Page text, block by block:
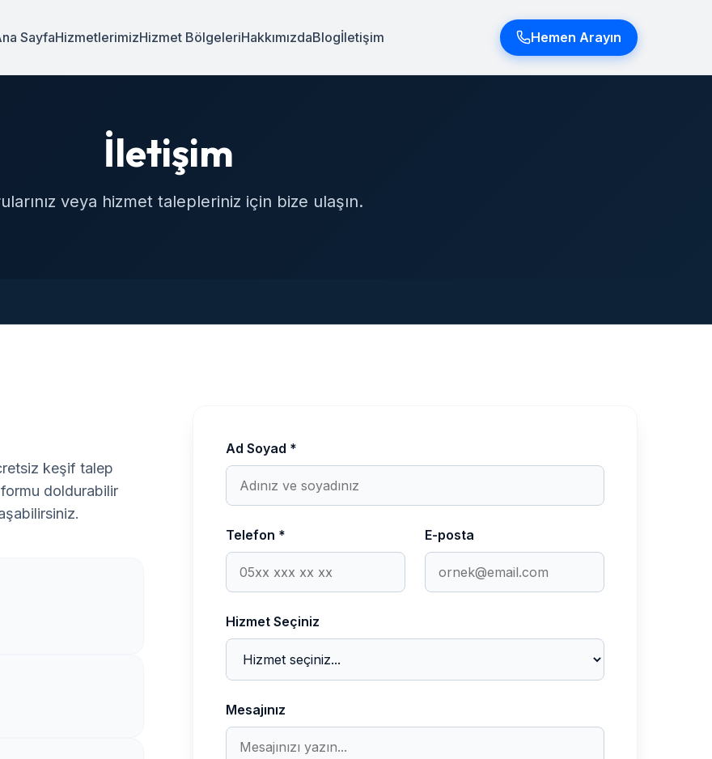
SayfaHizmetlerimizHizmet BölgeleriHakkımızdaBlogİletişim Hemen Arayın
İletişim
veya hizmet talepleriniz için bize ulaşın.
keşif talep
doldurabilir
Ad Soyad *
Telefon * E-posta
Hizmet Seçiniz
Mesajınız